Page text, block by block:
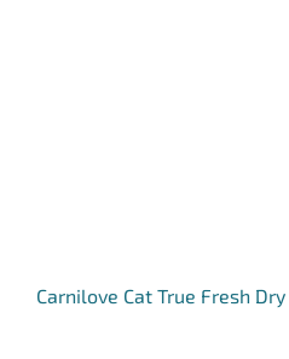
Carnilove Cat True Fresh